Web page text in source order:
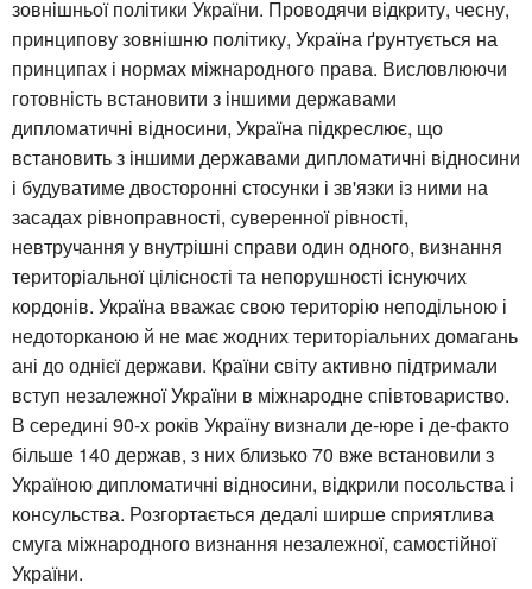
зовнішньої політики України. Проводячи відкриту, чесну,
принципову зовнішню політику, Україна ґрунтується на
принципах і нормах міжнародного права. Висловлюючи
готовність встановити з іншими державами
дипломатичні відносини, Україна підкреслює, що
встановить з іншими державами дипломатичні відносини
і будуватиме двосторонні стосунки і зв'язки із ними на
засадах рівноправності, суверенної рівності,
невтручання у внутрішні справи один одного, визнання
територіальної цілісності та непорушності існуючих
кордонів. Україна вважає свою територію неподільною і
недоторканою й не має жодних територіальних домагань
ані до однієї держави. Країни світу активно підтримали
вступ незалежної України в міжнародне співтовариство.
В середині 90-х років Україну визнали де-юре і де-факто
більше 140 держав, з них близько 70 вже встановили з
Україною дипломатичні відносини, відкрили посольства і
консульства. Розгортається дедалі ширше сприятлива
смуга міжнародного визнання незалежної, самостійної
України.